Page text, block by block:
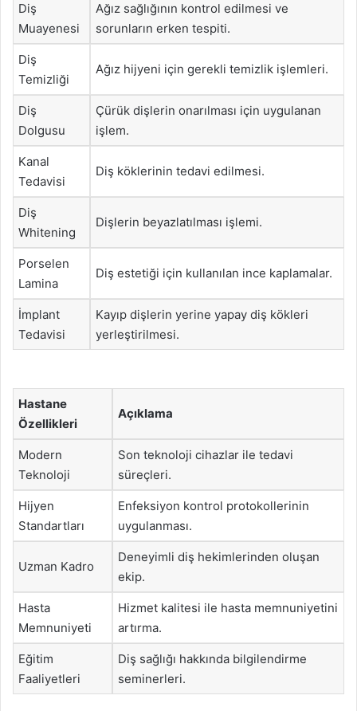
Diş
Muayenesi
Ağız sağlığının kontrol edilmesi ve
sorunların erken tespiti.
Diş
Temizliği
Ağız hijyeni için gerekli temizlik işlemleri.
Diş
Dolgusu
Çürük dişlerin onarılması için uygulanan
işlem.
Kanal
Tedavisi
Diş köklerinin tedavi edilmesi.
Diş
Whitening
Dişlerin beyazlatılması işlemi.
Porselen
Lamina
Diş estetiği için kullanılan ince kaplamalar.
İmplant
Tedavisi
Kayıp dişlerin yerine yapay diş kökleri
yerleştirilmesi.
Hastane
Özellikleri
Açıklama
Modern
Teknoloji
Son teknoloji cihazlar ile tedavi
süreçleri.
Hijyen
Standartları
Enfeksiyon kontrol protokollerinin
uygulanması.
Uzman Kadro
Deneyimli diş hekimlerinden oluşan
ekip.
Hasta
Memnuniyeti
Hizmet kalitesi ile hasta memnuniyetini
artırma.
Eğitim
Faaliyetleri
Diş sağlığı hakkında bilgilendirme
seminerleri.